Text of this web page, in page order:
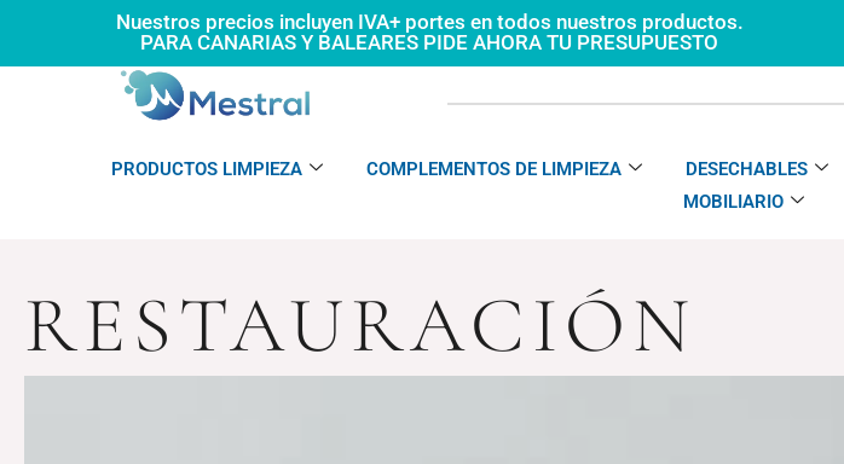
Nuestros precios incluyen IVA+ portes en todos nuestros productos.
PARA CANARIAS Y BALEARES PIDE AHORA TU PRESUPUESTO
PRODUCTOS LIMPIEZA COMPLEMENTOS DE LIMPIEZA DESECHABLES
MOBILIARIO
RESTAURACIÓN